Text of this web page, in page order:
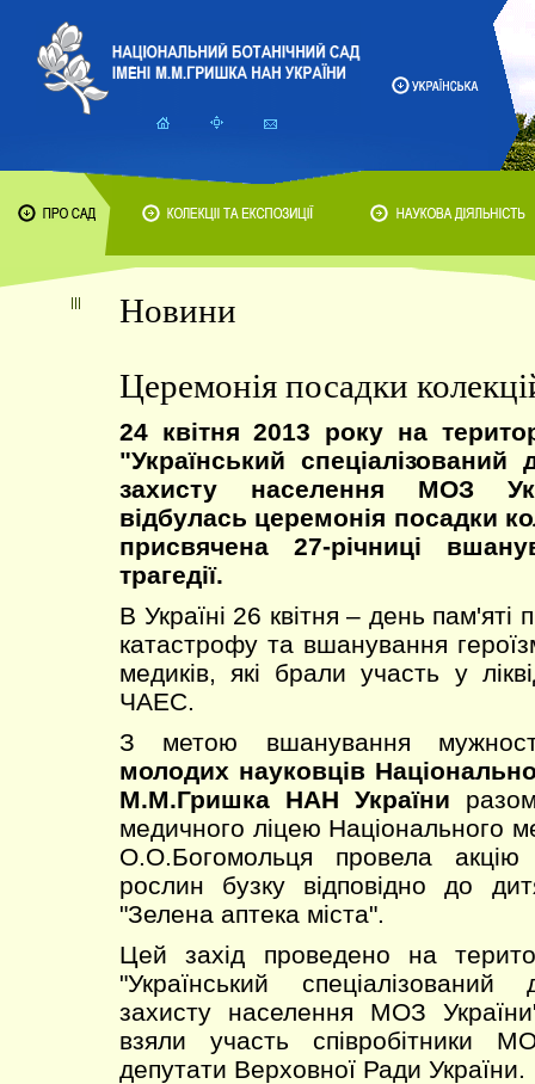
Новини
Церемонія посадки
24 квітня 2013 року на
"Український спеціалізований
захисту населення МОЗ
відбулась церемонія посадки
присвячена 27-річниці
трагедії.
В Україні 26 квітня – день
катастрофу та вшанування
медиків, які брали участь у
ЧАЕС.
З метою вшанування
молодих науковців
М.М.Гришка НАН України
медичного ліцею Національного
О.О.Богомольця провела акцію
рослин бузку відповідно до
"Зелена аптека міста".
Цей захід проведено на
"Український спеціалізований
захисту населення МОЗ
взяли участь співробітники
депутати Верховної Ради України.